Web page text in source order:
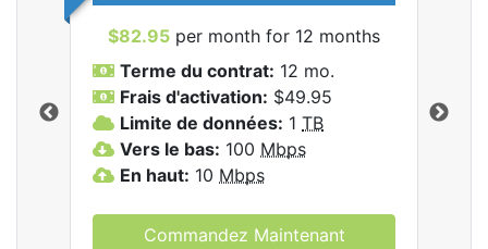
$82.95 per month for 12 months
Terme du contrat: 12 mo.
Frais d'activation: $49.95
Limite de données: 1 TB
Vers le bas: 100 Mbps
En haut: 10 Mbps
Commandez Maintenant